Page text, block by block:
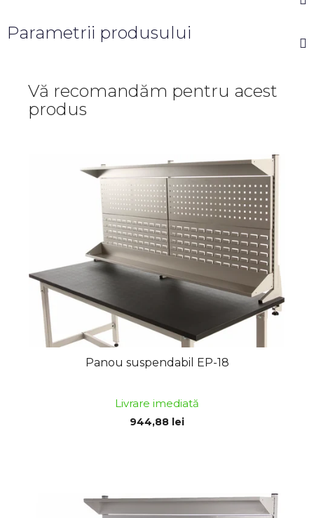
Parametrii produsului
Vă recomandăm pentru acest
produs
Panou suspendabil EP-18
Livrare imediată
944,88 lei